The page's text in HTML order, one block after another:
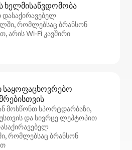
ხელმისაწვდომობა
დასაქირავებელ
რომლებსაც ბრანსონ
არის Wi‑Fi კავშირი
მოსწონთ სპორტდარბაზი,
და სივრცე ლეპტოპით
რომლებსაც ბრანსონ